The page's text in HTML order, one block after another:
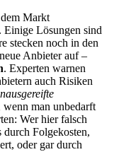
Markt
Einige Lösungen sind
stecken noch in den
Anbieter auf –
. Experten warnen
auch Risiken
wenn man unbedarft
Wer hier falsch
Folgekosten,
oder gar durch